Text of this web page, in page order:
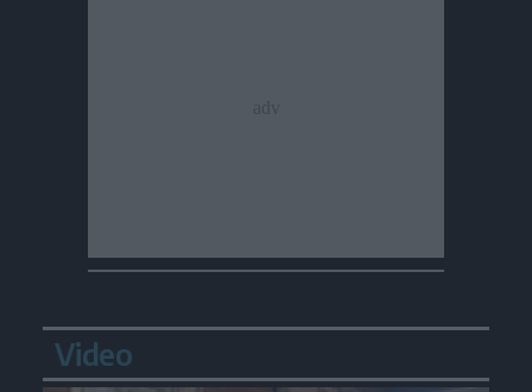
Video